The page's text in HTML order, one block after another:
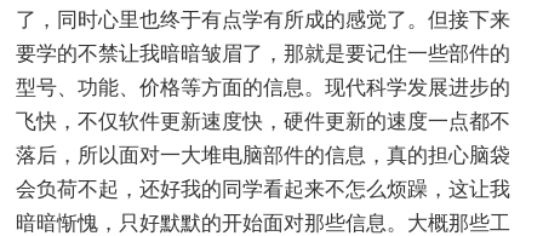
了，同时心里也终于有点学有所成的感觉了。但接下来
要学的不禁让我暗暗皱眉了，那就是要记住一些部件的
型号、功能、价格等方面的信息。现代科学发展进步的
飞快，不仅软件更新速度快，硬件更新的速度一点都不
落后，所以面对一大堆电脑部件的信息，真的担心脑袋
会负荷不起，还好我的同学看起来不怎么烦躁，这让我
暗暗惭愧，只好默默的开始面对那些信息。大概那些工